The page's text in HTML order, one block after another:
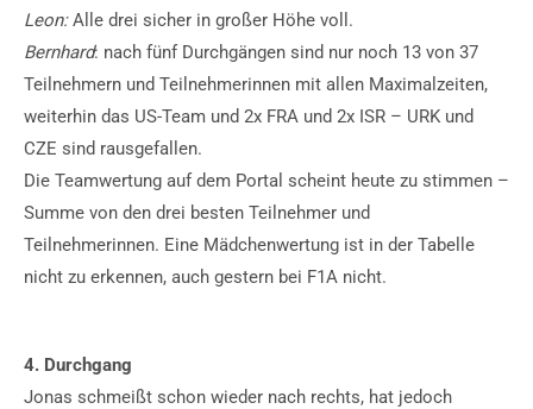
Leon:Alle drei sicher in großer Höhe voll.
Bernhard: nach fünf Durchgängen sind nur noch 13 von 37
Teilnehmern und Teilnehmerinnen mit allen Maximalzeiten,
weiterhin das US-Team und 2x FRA und 2x ISR – URK und
CZE sind rausgefallen.
Die Teamwertung auf dem Portal scheint heute zu stimmen –
Summe von den drei besten Teilnehmer und
Teilnehmerinnen. Eine Mädchenwertung ist in der Tabelle
nicht zu erkennen, auch gestern bei F1A nicht.
4. Durchgang
Jonas schmeißt schon wieder nach rechts, hat jedoch